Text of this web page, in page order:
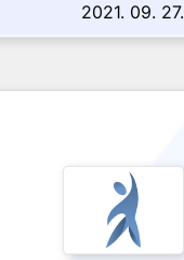
2021. 09. 27.